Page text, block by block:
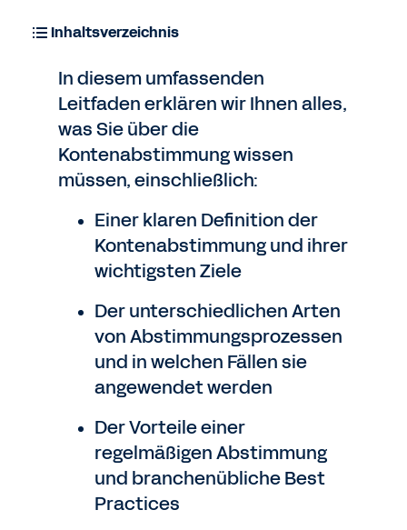
Inhaltsverzeichnis
In diesem umfassenden
Leitfaden erklären wir Ihnen alles,
was Sie über die
Kontenabstimmung wissen
müssen, einschließlich:
Einer klaren Definition der
Kontenabstimmung und ihrer
wichtigsten Ziele
Der unterschiedlichen Arten
von Abstimmungsprozessen
und in welchen Fällen sie
angewendet werden
Der Vorteile einer
regelmäßigen Abstimmung
und branchenübliche Best
Practices